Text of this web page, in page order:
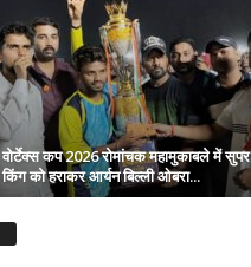
वोर्टेक्स कप 2026 रोमांचक महामुकाबले में सुपर
किंग को हराकर आर्यन बिल्ली ओबरा...